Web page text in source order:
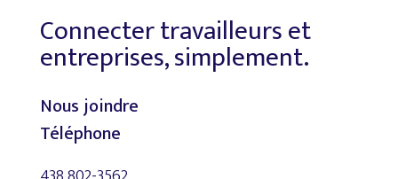
Connecter travailleurs et
entreprises, simplement.
Nous joindre
Téléphone